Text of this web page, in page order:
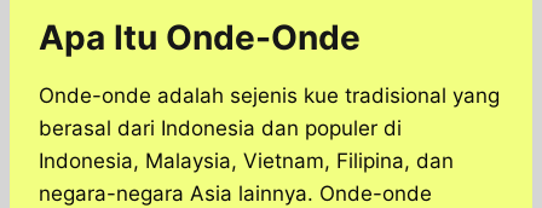
Apa Itu Onde-Onde
Onde-onde adalah sejenis kue tradisional yang
berasal dari Indonesia dan populer di
Indonesia, Malaysia, Vietnam, Filipina, dan
negara-negara Asia lainnya. Onde-onde